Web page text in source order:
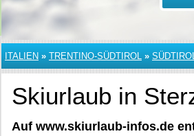
ITALIEN » TRENTINO-SÜDTIROL »
Skiurlaub in
Auf www.skiurlaub-infos.de